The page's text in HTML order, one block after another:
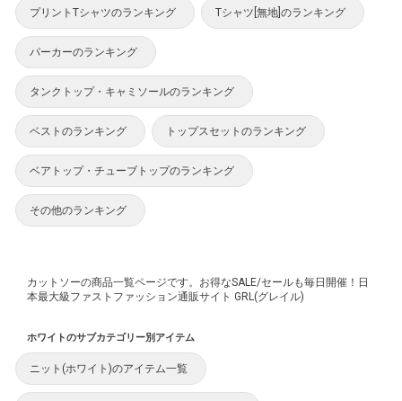
プリントTシャツのランキング Tシャツ[無地]のランキング
パーカーのランキング
タンクトップ・キャミソールのランキング
ベストのランキング トップスセットのランキング
ベアトップ・チューブトップのランキング
その他のランキング
カットソーの商品一覧ページです。お得なSALE/セールも毎日開催！日
本最大級ファストファッション通販サイト GRL(グレイル)
ホワイトのサブカテゴリー別アイテム
ニット(ホワイト)のアイテム一覧